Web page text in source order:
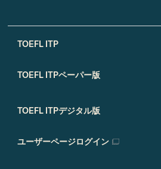
TOEFL ITP
TOEFL ITPペーパー版
TOEFL ITPデジタル版
ユーザーページログイン